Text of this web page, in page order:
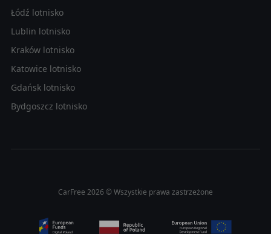
Łódź lotnisko
Lublin lotnisko
Kraków lotnisko
Katowice lotnisko
Gdańsk lotnisko
Bydgoszcz lotnisko
CarFree 2026 © Wszystkie prawa zastrzeżone